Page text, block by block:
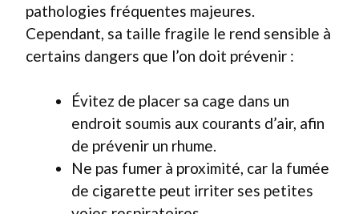
pathologies fréquentes majeures.
Cependant, sa taille fragile le rend sensible à
certains dangers que l’on doit prévenir :
Évitez de placer sa cage dans un
endroit soumis aux courants d’air, afin
de prévenir un rhume.
Ne pas fumer à proximité, car la fumée
de cigarette peut irriter ses petites